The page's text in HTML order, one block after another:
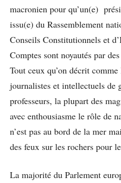
macronien pour qu’un(e)
issu(e) du Rassemblement
Conseils Constitutionnels et
Comptes sont noyautés par
Tout ceux qu’on décrit
journalistes et intellectuels de
professeurs, la plupart des
avec enthousiasme le rôle de
n’est pas au bord de la mer
des feux sur les rochers pour
La majorité du Parlement